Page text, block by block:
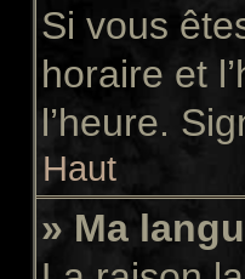
Si vous
horaire et
l’heure.
Haut
» Ma